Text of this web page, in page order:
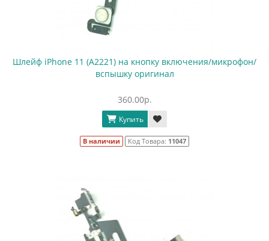
Шлейф iPhone 11 (A2221) на кнопку включения/микрофон/
вспышку оригинал
360.00р.
Купить
В наличии Код Товара: 11047